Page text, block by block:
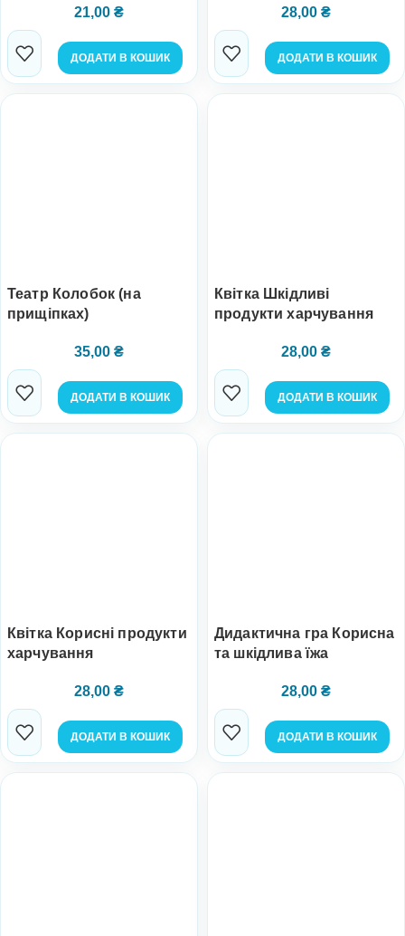
21,00 ₴
ДОДАТИ В КОШИК
28,00 ₴
ДОДАТИ В КОШИК
Театр Колобок (на
прищіпках)
35,00 ₴
ДОДАТИ В КОШИК
Квітка Шкідливі
продукти харчування
28,00 ₴
ДОДАТИ В КОШИК
Квітка Корисні продукти
харчування
28,00 ₴
ДОДАТИ В КОШИК
Дидактична гра Корисна
та шкідлива їжа
28,00 ₴
ДОДАТИ В КОШИК